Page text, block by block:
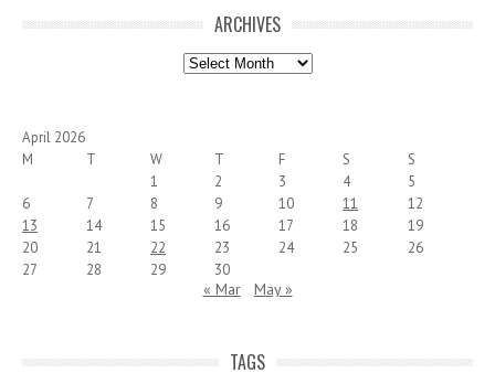
ARCHIVES
Archives
April 2026
M
T W T F S
S
1
2 3 4
5
6
7 8 9 10 11
12
13
14 15 16 17 18
19
20
21 22 23 24 25
26
27
28 29 30
« Mar May »
TAGS